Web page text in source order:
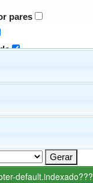
pares
default.indexado???